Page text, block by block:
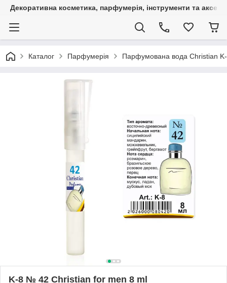
Декоративна косметика, парфумерія, інструменти та
Каталог Парфумерія Парфумована вода Christian
K-8 № 42 Christian for men 8 ml